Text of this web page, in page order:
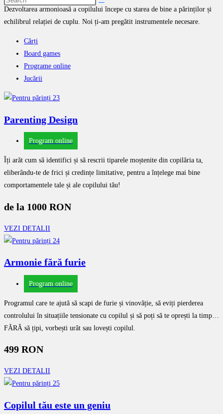
Dezvoltarea armonioasă a copilului începe cu starea de bine a părinților și
echilibrul relației de cuplu. Noi ți-am pregătit instrumentele necesare.
Cărți
Board games
Programe online
Jucării
Parenting Design
Program online
Îți arăt cum să identifici și să rescrii tiparele moștenite din copilăria ta,
eliberându-te de frici și credințe limitative, pentru a înțelege mai bine
comportamentele tale și ale copilului tău!
de la 1000 RON
VEZI DETALII
Armonie fără furie
Program online
Programul care te ajută să scapi de furie și vinovăție, să eviți pierderea
controlului în situațiile tensionate cu copilul și să poți să te oprești la timp…
FĂRĂ să țipi, vorbești urât sau lovești copilul.
499 RON
VEZI DETALII
Copilul tău este un geniu